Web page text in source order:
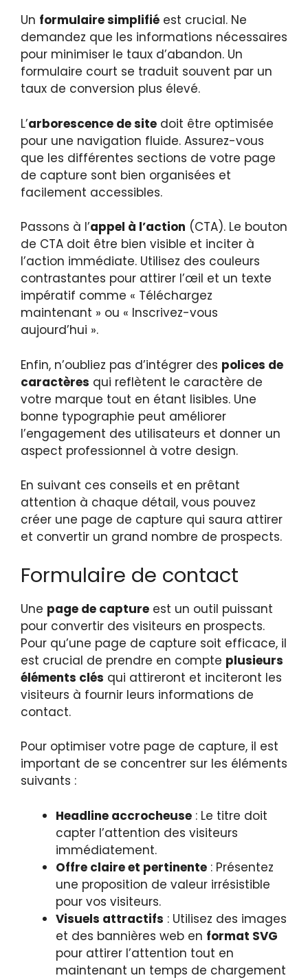
Un formulaire simplifié est crucial. Ne
demandez que les informations nécessaires
pour minimiser le taux d’abandon. Un
formulaire court se traduit souvent par un
taux de conversion plus élevé.
L’arborescence de site doit être optimisée
pour une navigation fluide. Assurez-vous
que les différentes sections de votre page
de capture sont bien organisées et
facilement accessibles.
Passons à l’appel à l’action (CTA). Le bouton
de CTA doit être bien visible et inciter à
l’action immédiate. Utilisez des couleurs
contrastantes pour attirer l’œil et un texte
impératif comme « Téléchargez
maintenant » ou « Inscrivez-vous
aujourd’hui ».
Enfin, n’oubliez pas d’intégrer des polices de
caractères qui reflètent le caractère de
votre marque tout en étant lisibles. Une
bonne typographie peut améliorer
l’engagement des utilisateurs et donner un
aspect professionnel à votre design.
En suivant ces conseils et en prêtant
attention à chaque détail, vous pouvez
créer une page de capture qui saura attirer
et convertir un grand nombre de prospects.
Formulaire de contact
Une page de capture est un outil puissant
pour convertir des visiteurs en prospects.
Pour qu’une page de capture soit efficace, il
est crucial de prendre en compte plusieurs
éléments clés qui attireront et inciteront les
visiteurs à fournir leurs informations de
contact.
Pour optimiser votre page de capture, il est
important de se concentrer sur les éléments
suivants :
Headline accrocheuse : Le titre doit
capter l’attention des visiteurs
immédiatement.
Offre claire et pertinente : Présentez
une proposition de valeur irrésistible
pour vos visiteurs.
Visuels attractifs : Utilisez des images
et des bannières web en format SVG
pour attirer l’attention tout en
maintenant un temps de chargement